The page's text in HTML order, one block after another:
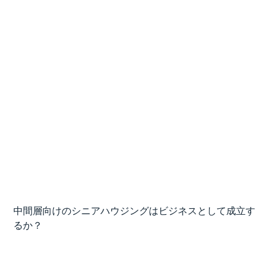
中間層向けのシニアハウジングはビジネスとして成立す
るか？